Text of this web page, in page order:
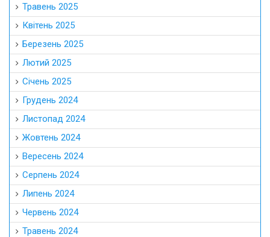
Травень 2025
Квітень 2025
Березень 2025
Лютий 2025
Січень 2025
Грудень 2024
Листопад 2024
Жовтень 2024
Вересень 2024
Серпень 2024
Липень 2024
Червень 2024
Травень 2024